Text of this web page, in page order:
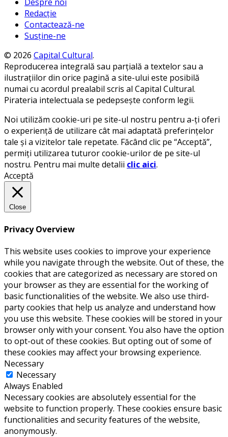
Despre noi
Redacție
Contactează-ne
Susține-ne
© 2026 Capital Cultural.
Reproducerea integrală sau parțială a textelor sau a
ilustrațiilor din orice pagină a site-ului este posibilă
numai cu acordul prealabil scris al Capital Cultural.
Pirateria intelectuala se pedepsește conform legii.
Noi utilizăm cookie-uri pe site-ul nostru pentru a-ți oferi
o experiență de utilizare cât mai adaptată preferințelor
tale și a vizitelor tale repetate. Făcând clic pe “Acceptă”,
permiți utilizarea tuturor cookie-urilor de pe site-ul
nostru. Pentru mai multe detalii clic aici.
Acceptă
Close
Privacy Overview
This website uses cookies to improve your experience
while you navigate through the website. Out of these, the
cookies that are categorized as necessary are stored on
your browser as they are essential for the working of
basic functionalities of the website. We also use third-
party cookies that help us analyze and understand how
you use this website. These cookies will be stored in your
browser only with your consent. You also have the option
to opt-out of these cookies. But opting out of some of
these cookies may affect your browsing experience.
Necessary
Necessary
Always Enabled
Necessary cookies are absolutely essential for the
website to function properly. These cookies ensure basic
functionalities and security features of the website,
anonymously.